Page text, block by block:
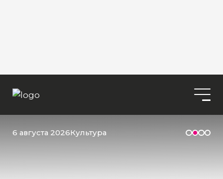
6 августа 2026Культура